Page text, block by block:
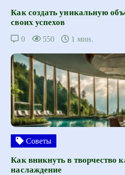
Как создать уникальную
своих успехов
0 550 1 мин.
Советы
Как вникнуть в творчество
наслаждение